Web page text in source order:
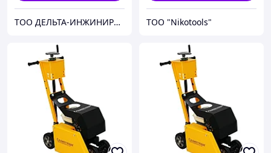
ТОО ДЕЛЬТА-ИНЖИНИРИНГ | Оборудование и станки из России без посредников ТОО "Nikotools"